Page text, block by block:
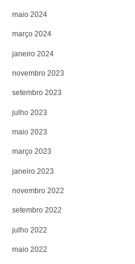
maio 2024
março 2024
janeiro 2024
novembro 2023
setembro 2023
julho 2023
maio 2023
março 2023
janeiro 2023
novembro 2022
setembro 2022
julho 2022
maio 2022